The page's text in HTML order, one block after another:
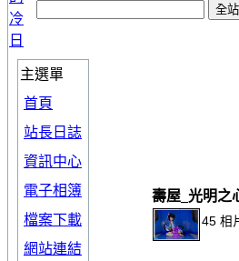
主選單
首頁
站長日誌
資訊中心
電子相簿
檔案下載
網站連結
壽屋_光明之
45 相